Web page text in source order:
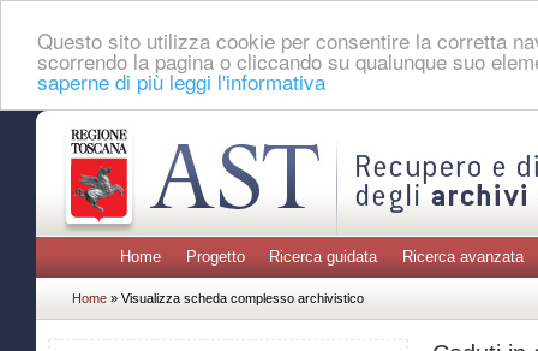
Questo sito utilizza cookie per consentire la corretta
scorrendo la pagina o cliccando su qualunque suo
saperne di più leggi l'informativa
Home Progetto Ricerca guidata Ricerca avanzata
Home » Visualizza scheda complesso archivistico